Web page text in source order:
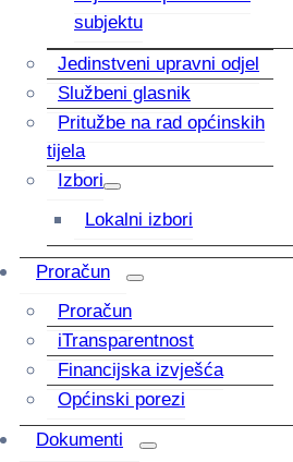
subjektu
Jedinstveni upravni odjel
Službeni glasnik
Pritužbe na rad općinskih
tijela
Izbori
Lokalni izbori
Proračun
Proračun
iTransparentnost
Financijska izvješća
Općinski porezi
Dokumenti